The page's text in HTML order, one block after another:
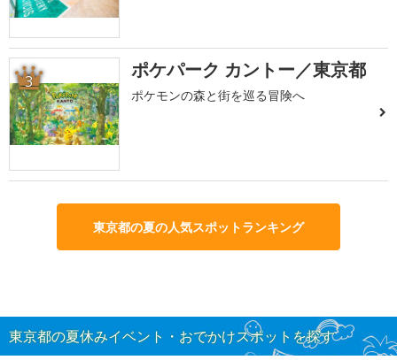
3 ポケパーク カントー／東京都
ポケモンの森と街を巡る冒険へ
東京都の夏の人気スポットランキング
東京都の夏休みイベント・おでかけスポットを探す